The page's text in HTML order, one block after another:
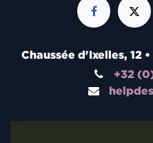
Chaussée d'Ixelles, 12
+32